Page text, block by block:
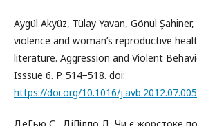
Aygül Akyüz, Tülay Yavan, Gönül Şahiner,
violence and woman’s reproductive
literature. Aggression and Violent
Isssue 6. P. 514−518. doi:
https://doi.org/10.1016/j.avb.2012.07.005